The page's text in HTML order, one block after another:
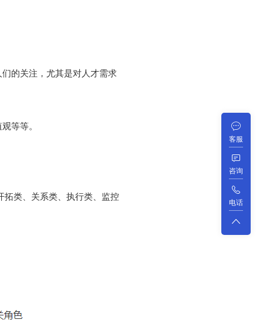
的关注，尤其是对人才需求
等等。
类、关系类、执行类、监控
客服
咨询
电话